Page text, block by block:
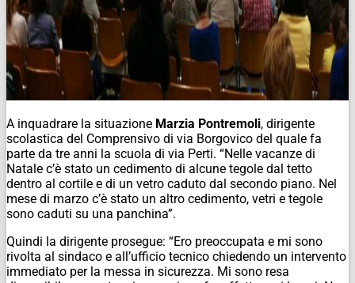
A inquadrare la situazione Marzia Pontremoli, dirigente
scolastica del Comprensivo di via Borgovico del quale fa
parte da tre anni la scuola di via Perti. “Nelle vacanze di
Natale c’è stato un cedimento di alcune tegole dal tetto
dentro al cortile e di un vetro caduto dal secondo piano. Nel
mese di marzo c’è stato un altro cedimento, vetri e tegole
sono caduti su una panchina”.
Quindi la dirigente prosegue: “Ero preoccupata e mi sono
rivolta al sindaco e all’ufficio tecnico chiedendo un intervento
immediato per la messa in sicurezza. Mi sono resa